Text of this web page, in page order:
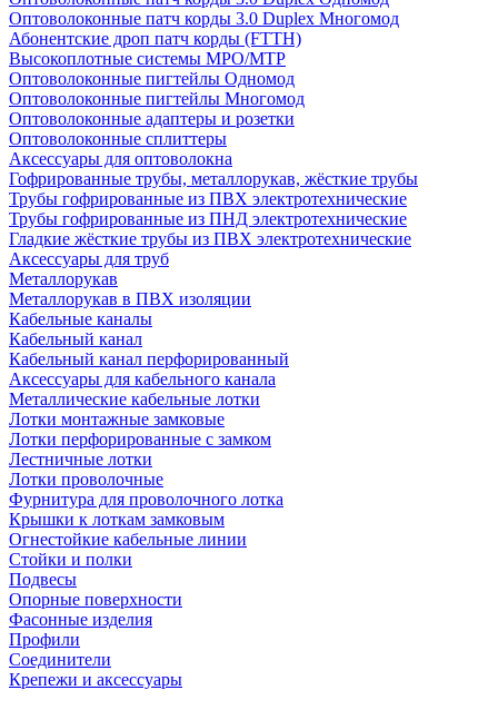
Оптоволоконные патч корды 3.0 Duplex Многомод
Абонентские дроп патч корды (FTTH)
Высокоплотные системы MPO/MTP
Оптоволоконные пигтейлы Одномод
Оптоволоконные пигтейлы Многомод
Оптоволоконные адаптеры и розетки
Оптоволоконные сплиттеры
Аксессуары для оптоволокна
Гофрированные трубы, металлорукав, жёсткие трубы
Трубы гофрированные из ПВХ электротехнические
Трубы гофрированные из ПНД электротехнические
Гладкие жёсткие трубы из ПВХ электротехнические
Аксессуары для труб
Металлорукав
Металлорукав в ПВХ изоляции
Кабельные каналы
Кабельный канал
Кабельный канал перфорированный
Аксессуары для кабельного канала
Металлические кабельные лотки
Лотки монтажные замковые
Лотки перфорированные с замком
Лестничные лотки
Лотки проволочные
Фурнитура для проволочного лотка
Крышки к лоткам замковым
Огнестойкие кабельные линии
Стойки и полки
Подвесы
Опорные поверхности
Фасонные изделия
Профили
Соединители
Крепежи и аксессуары